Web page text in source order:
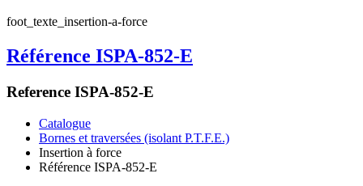
foot_texte_insertion-a-force
Référence ISPA-852-E
Reference ISPA-852-E
Catalogue
Bornes et traversées (isolant P.T.F.E.)
Insertion à force
Référence ISPA-852-E